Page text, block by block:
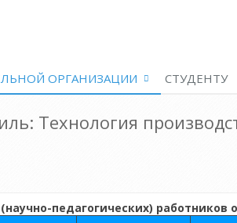
ОРГАНИЗАЦИИ СТУДЕНТУ
Технология
педагогических) работников